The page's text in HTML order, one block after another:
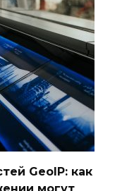
GeoIP: как
могут